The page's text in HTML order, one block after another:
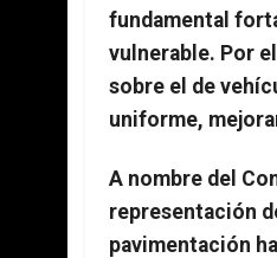
fundamental
vulnerable. Por
sobre el de
uniforme,
A nombre del
representación
pavimentación